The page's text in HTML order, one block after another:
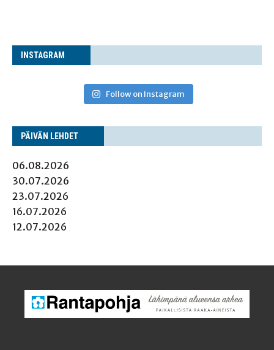
INS­TA­GRAM
Follow on Instagram
PÄI­VÄN LEHDET
06.08.2026
30.07.2026
23.07.2026
16.07.2026
12.07.2026